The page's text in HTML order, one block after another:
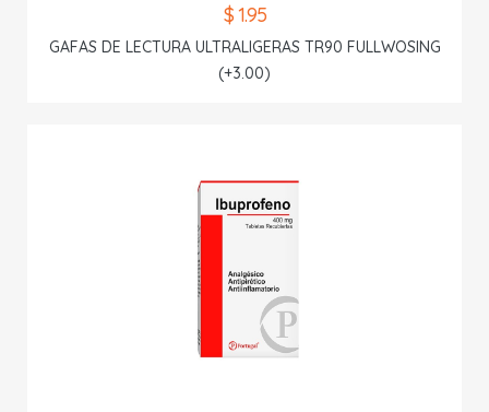
$ 1.95
GAFAS DE LECTURA ULTRALIGERAS TR90 FULLWOSING
(+3.00)